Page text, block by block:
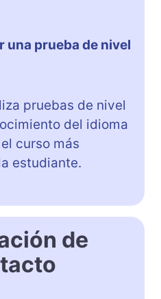
una prueba de nivel
pruebas de nivel
del idioma
curso más
estudiante.
de